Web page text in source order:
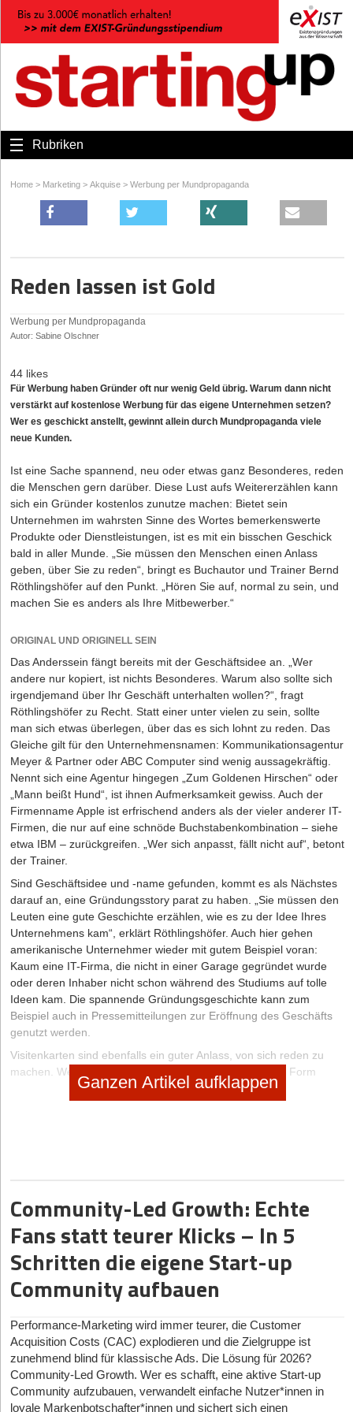
Rubriken
Home > Marketing > Akquise > Werbung per Mundpropaganda
Reden lassen ist Gold
Werbung per Mundpropaganda
Autor: Sabine Olschner
44 likes
Für Werbung haben Gründer oft nur wenig Geld übrig. Warum dann nicht
verstärkt auf kostenlose Werbung für das eigene Unternehmen setzen?
Wer es geschickt anstellt, gewinnt allein durch Mundpropaganda viele
neue Kunden.
Ist eine Sache spannend, neu oder etwas ganz Besonderes, reden
die Menschen gern darüber. Diese Lust aufs Weitererzählen kann
sich ein Gründer kostenlos zunutze machen: Bietet sein
Unternehmen im wahrsten Sinne des Wortes bemerkenswerte
Produkte oder Dienstleistungen, ist es mit ein bisschen Geschick
bald in aller Munde. „Sie müssen den Menschen einen Anlass
geben, über Sie zu reden“, bringt es Buchautor und Trainer Bernd
Röthlingshöfer auf den Punkt. „Hören Sie auf, normal zu sein, und
machen Sie es anders als Ihre Mitbewerber.“
ORIGINAL UND ORIGINELL SEIN
Das Anderssein fängt bereits mit der Geschäftsidee an. „Wer
andere nur kopiert, ist nichts Besonderes. Warum also sollte sich
irgendjemand über Ihr Geschäft unterhalten wollen?“, fragt
Röthlingshöfer zu Recht. Statt einer unter vielen zu sein, sollte
man sich etwas überlegen, über das es sich lohnt zu reden. Das
Gleiche gilt für den Unternehmensnamen: Kommunikationsagentur
Meyer & Partner oder ABC Computer sind wenig aussagekräftig.
Nennt sich eine Agentur hingegen „Zum Goldenen Hirschen“ oder
„Mann beißt Hund“, ist ihnen Aufmerksamkeit gewiss. Auch der
Firmenname Apple ist erfrischend anders als der vieler anderer IT-
Firmen, die nur auf eine schnöde Buchstabenkombination – siehe
etwa IBM – zurückgreifen. „Wer sich anpasst, fällt nicht auf“, betont
der Trainer.
Sind Geschäftsidee und -name gefunden, kommt es als Nächstes
darauf an, eine Gründungsstory parat zu haben. „Sie müssen den
Leuten eine gute Geschichte erzählen, wie es zu der Idee Ihres
Unternehmens kam“, erklärt Röthlingshöfer. Auch hier gehen
amerikanische Unternehmer wieder mit gutem Beispiel voran:
Kaum eine IT-Firma, die nicht in einer Garage gegründet wurde
oder deren Inhaber nicht schon während des Studiums auf tolle
Ideen kam. Die spannende Gründungsgeschichte kann zum
Beispiel auch in Pressemitteilungen zur Eröffnung des Geschäfts
genutzt werden.
Visitenkarten sind ebenfalls ein guter Anlass, von sich reden zu
machen. Wer eine besondere Aufmachung, Farbe oder Form
wählt, sticht aus der Masse heraus. „Ich kenne einen
Scheidungsanwalt in den USA, der eine perforierte Visitenkarte
BEKANNTHEIT ERZEUGEN
Nächster Punkt: ein bemerkenswertes Produkt oder eine
aufsehenerregende Dienstleistung in die Diskussion bringen.
Wenn niemand das Angebot des neuen Unternehmens kennt, wird
es kaum einen guten Umsatz machen. Also kommt es darauf an,
den potenziellen Kunden sein Angebot offensiv zu zeigen. Hier
Plattform an: „Drehen Sie einen Film über Ihr Produkt und stellen
Sie ihn auf das Videoportal Youtube“, rät Trainer Röthlingshöfer.
Auch Fotos von den Produkten samt Kurzbeschreibung über seine
Vorzüge sollten im Internet stehen – auf der eigenen Webseite
ebenso wie auf geeigneten Online-Seiten, auf denen sich
Ganzen Artikel aufklappen
Community-Led Growth: Echte
Fans statt teurer Klicks – In 5
Schritten die eigene Start-up
Community aufbauen
Performance-Marketing wird immer teurer, die Customer
Acquisition Costs (CAC) explodieren und die Zielgruppe ist
zunehmend blind für klassische Ads. Die Lösung für 2026?
Community-Led Growth. Wer es schafft, eine aktive Start-up
Community aufzubauen, verwandelt einfache Nutzer*innen in
loyale Markenbotschafter*innen und sichert sich einen